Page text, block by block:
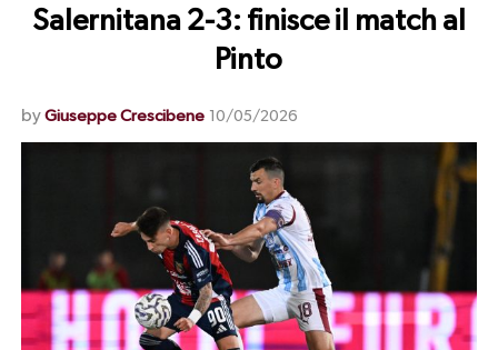
Salernitana 2-3: finisce il match al
Pinto
by Giuseppe Crescibene 10/05/2026